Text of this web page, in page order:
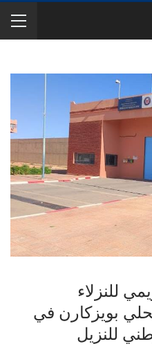
للنزلاء
بويزكارن في
للنزيل